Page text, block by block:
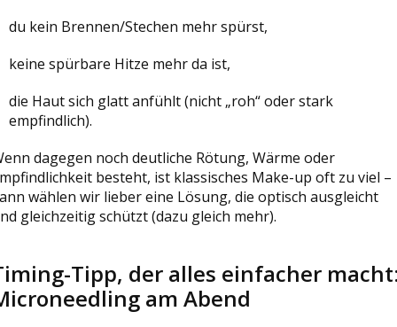
du kein Brennen/Stechen mehr spürst,
keine spürbare Hitze mehr da ist,
die Haut sich glatt anfühlt (nicht „roh“ oder stark
empfindlich).
dagegen noch deutliche Rötung, Wärme oder
besteht, ist klassisches Make-up oft zu viel –
wählen wir lieber eine Lösung, die optisch ausgleicht
gleichzeitig schützt (dazu gleich mehr).
Tipp, der alles einfacher
am Abend